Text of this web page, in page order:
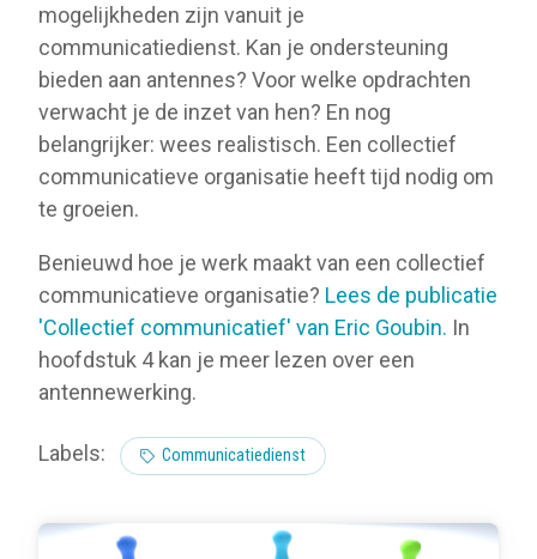
mogelijkheden zijn vanuit je
communicatiedienst. Kan je ondersteuning
bieden aan antennes? Voor welke opdrachten
verwacht je de inzet van hen? En nog
belangrijker: wees realistisch. Een collectief
communicatieve organisatie heeft tijd nodig om
te groeien.
Benieuwd hoe je werk maakt van een collectief
communicatieve organisatie? Lees de publicatie
'Collectief communicatief' van Eric Goubin. In
hoofdstuk 4 kan je meer lezen over een
antennewerking.
Labels: Communicatiedienst